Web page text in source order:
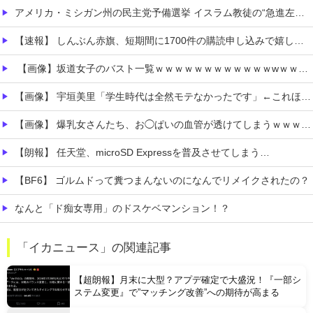
アメリカ・ミシガン州の民主党予備選挙 イスラム教徒の“急進左派”候補が勝利確実に⋯トランプ氏は批判
【速報】 しんぶん赤旗、短期間に1700件の購読申し込みで嬉し泣き→「うそでーす」虚偽申し込みと判明→ 共産党が刑事告訴「厳重な処罰を求める」
【画像】坂道女子のバスト一覧ｗｗｗｗｗｗｗｗｗｗｗｗwｗｗｗｗ
【画像】 宇垣美里「学生時代は全然モテなかったです」←これほんまかぁ？w w w w w w w w
【画像】 爆乳女さんたち、お◯ぱいの血管が透けてしまうｗｗｗwｗｗｗｗｗｗｗｗ
【朗報】 任天堂、microSD Expressを普及させてしまう…
【BF6】 ゴルムドって糞つまんないのになんでリメイクされたの？
なんと「ド痴女専用」のドスケベマンション！？
なんで出さないのか不思議なドラクエのスピンオフってなんかある？
「イカニュース」の関連記事
【超朗報】月末に大型？アプデ確定で大盛況！『一部シ
ステム変更』で”マッチング改善”への期待が高まる